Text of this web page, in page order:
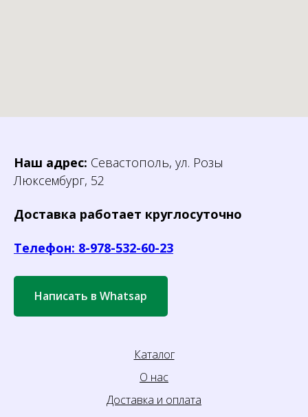
Наш адрес: Севастополь, ул. Розы
Люксембург, 52
Доставка работает круглосуточно
Телефон: 8-978-532-60-23
Написать в Whatsap
Каталог
О нас
Доставка и оплата